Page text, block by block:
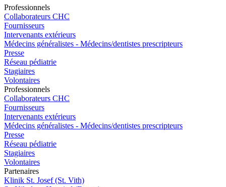
Professionnels
Collaborateurs CHC
Fournisseurs
Intervenants extérieurs
Médecins généralistes - Médecins/dentistes prescripteurs
Presse
Réseau pédiatrie
Stagiaires
Volontaires
Professionnels
Collaborateurs CHC
Fournisseurs
Intervenants extérieurs
Médecins généralistes - Médecins/dentistes prescripteurs
Presse
Réseau pédiatrie
Stagiaires
Volontaires
Partenaires
Klinik St. Josef (St. Vith)